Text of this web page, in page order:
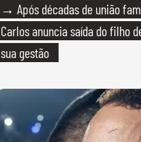
→ Após décadas de união
Carlos anuncia saída do filho
sua gestão